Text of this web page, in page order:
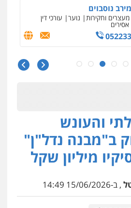
שביט
פשיעה חמורה מיסים הלבנת הון
משפטית
חמאדה מסרי
אביטל
פשיעה חמורה מעצרים וחקירות
פשיעה חמורה פלילי
והעונש
ב"מבנה נדל"ן"
מיליון שקל
, ב-15/06/2026 14:49